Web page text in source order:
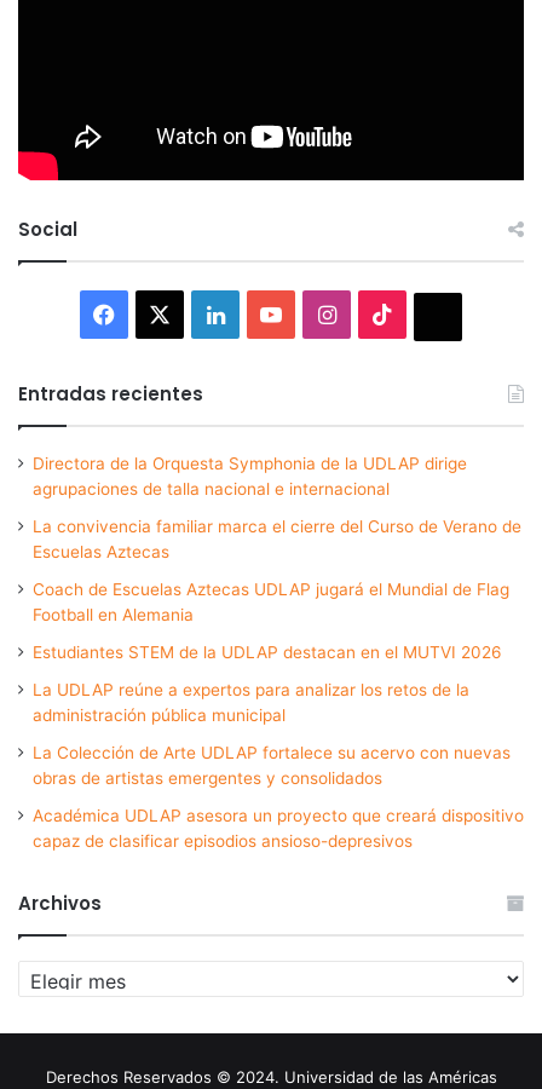
Social
Facebook LinkedInYouTubeInstagram
Entradas recientes
Directora de la Orquesta Symphonia de la UDLAP dirige
agrupaciones de talla nacional e internacional
La convivencia familiar marca el cierre del Curso de Verano de
Escuelas Aztecas
Coach de Escuelas Aztecas UDLAP jugará el Mundial de Flag
Football en Alemania
Estudiantes STEM de la UDLAP destacan en el MUTVI 2026
La UDLAP reúne a expertos para analizar los retos de la
administración pública municipal
La Colección de Arte UDLAP fortalece su acervo con nuevas
obras de artistas emergentes y consolidados
Académica UDLAP asesora un proyecto que creará dispositivo
capaz de clasificar episodios ansioso-depresivos
Archivos
Archivos
Derechos Reservados © 2024. Universidad de las Américas